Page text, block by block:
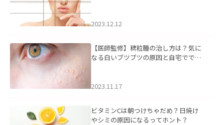
2023.12.12
【医師監修】稗粒腫の治し方は？気に
なる白いブツブツの原因と自宅ででき
2023.11.17
ビタミンCは朝つけちゃだめ？日焼け
やシミの原因になるってホント？